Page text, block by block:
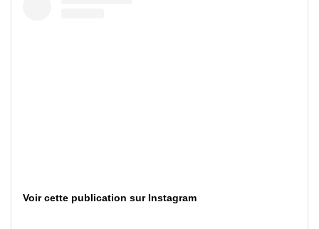
Voir cette publication sur Instagram